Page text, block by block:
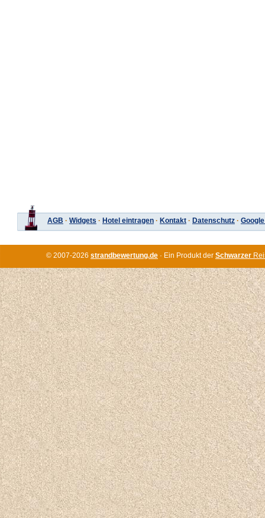
AGB · Widgets · Hotel eintragen · Kontakt · Datenschutz ·
© 2007-2026 strandbewertung.de · Ein Produkt der Schwarzer